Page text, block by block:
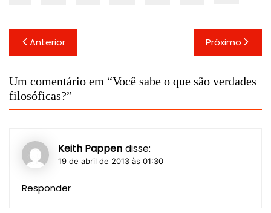
Navegação
de
Post
Anterior Próximo
Um comentário em “Você sabe o que são verdades
filosóficas?”
Keith Pappen disse:
19 de abril de 2013 às 01:30
Responder